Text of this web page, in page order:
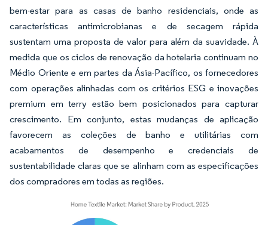
bem-estar para as casas de banho residenciais, onde as
características antimicrobianas e de secagem rápida
sustentam uma proposta de valor para além da suavidade. À
medida que os ciclos de renovação da hotelaria continuam no
Médio Oriente e em partes da Ásia-Pacífico, os fornecedores
com operações alinhadas com os critérios ESG e inovações
premium em terry estão bem posicionados para capturar
crescimento. Em conjunto, estas mudanças de aplicação
favorecem as coleções de banho e utilitárias com
acabamentos de desempenho e credenciais de
sustentabilidade claras que se alinham com as especificações
dos compradores em todas as regiões.